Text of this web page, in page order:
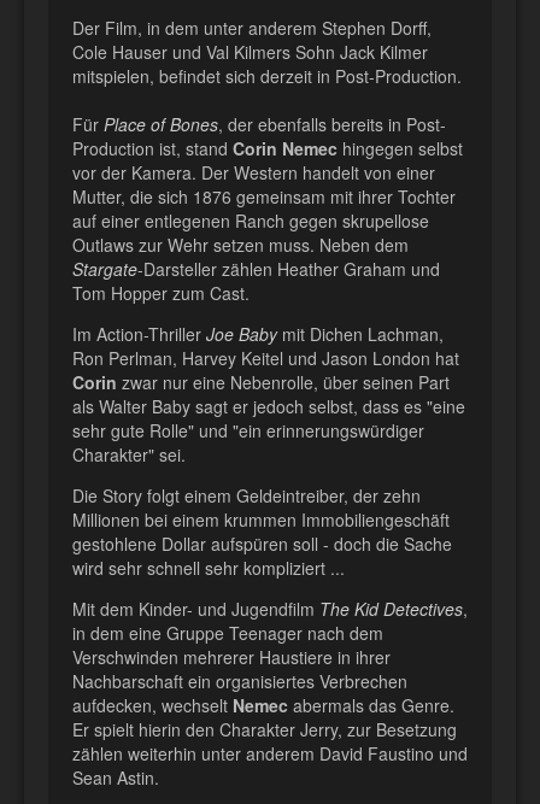
Der Film, in dem unter anderem Stephen Dorff,
Cole Hauser und Val Kilmers Sohn Jack Kilmer
mitspielen, befindet sich derzeit in Post-Production.
Für Place of Bones, der ebenfalls bereits in Post-
Production ist, stand Corin Nemec hingegen selbst
vor der Kamera. Der Western handelt von einer
Mutter, die sich 1876 gemeinsam mit ihrer Tochter
auf einer entlegenen Ranch gegen skrupellose
Outlaws zur Wehr setzen muss. Neben dem
Stargate-Darsteller zählen Heather Graham und
Tom Hopper zum Cast.
Im Action-Thriller Joe Babymit Dichen Lachman,
Ron Perlman, Harvey Keitel und Jason London hat
Corin zwar nur eine Nebenrolle, über seinen Part
als Walter Baby sagt er jedoch selbst, dass es "eine
sehr gute Rolle" und "ein erinnerungswürdiger
Charakter" sei.
Die Story folgt einem Geldeintreiber, der zehn
Millionen bei einem krummen Immobiliengeschäft
gestohlene Dollar aufspüren soll - doch die Sache
wird sehr schnell sehr kompliziert ...
Mit dem Kinder- und Jugendfilm The Kid Detectives,
in dem eine Gruppe Teenager nach dem
Verschwinden mehrerer Haustiere in ihrer
Nachbarschaft ein organisiertes Verbrechen
aufdecken, wechselt Nemec abermals das Genre.
Er spielt hierin den Charakter Jerry, zur Besetzung
zählen weiterhin unter anderem David Faustino und
Sean Astin.